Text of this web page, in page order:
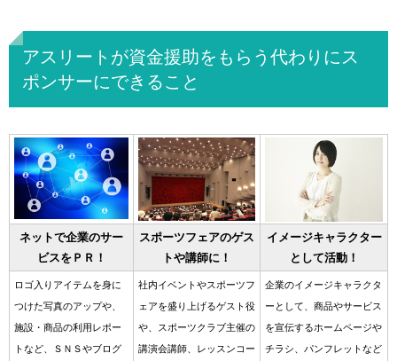
アスリートが資金援助をもらう代わりにス
ポンサーにできること
ネットで企業のサー
ビスをＰＲ！
スポーツフェアのゲス
トや講師に！
イメージキャラクター
として活動！
ロゴ入りアイテムを身に
つけた写真のアップや、
施設・商品の利用レポー
トなど、ＳＮＳやブログ
社内イベントやスポーツフ
ェアを盛り上げるゲスト役
や、スポーツクラブ主催の
講演会講師、レッスンコー
企業のイメージキャラクタ
ーとして、商品やサービス
を宣伝するホームページや
チラシ、パンフレットなど